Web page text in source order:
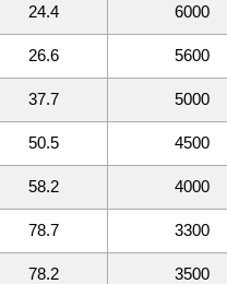
24.4 6000
26.6 5600
37.7 5000
50.5 4500
58.2 4000
78.7 3300
78.2 3500